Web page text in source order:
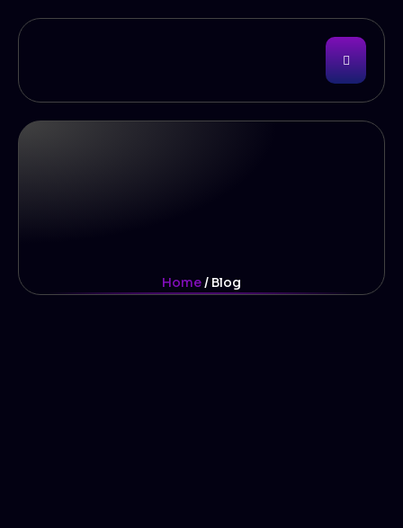
Home/ Blog